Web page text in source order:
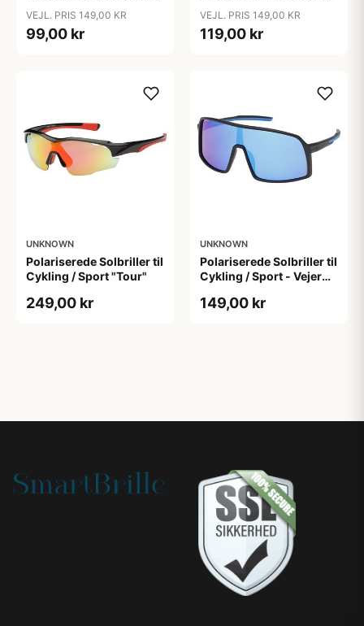
VEJL. PRIS 149,00 KR
99,00 kr
VEJL. PRIS 149,00 KR
119,00 kr
UNKNOWN
Polariserede Solbriller til
Cykling / Sport "Tour"
249,00 kr
UNKNOWN
Polariserede Solbriller til
Cykling / Sport - Vejer
149,00 kr